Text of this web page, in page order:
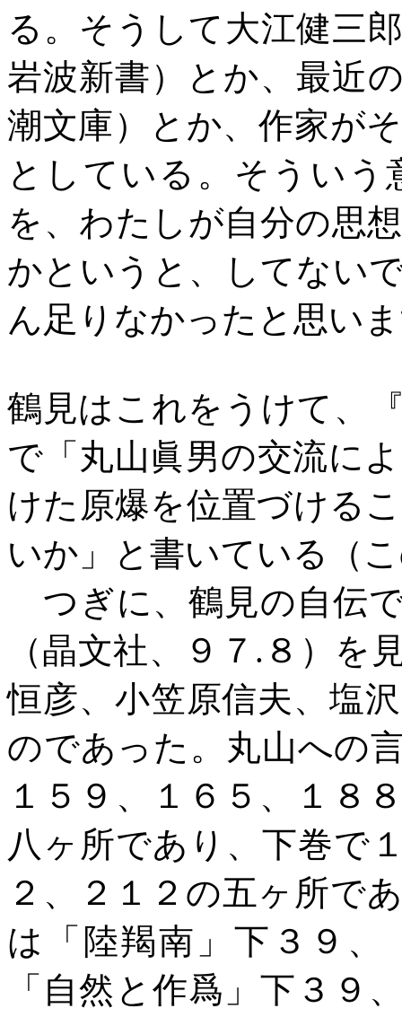
る。そうして大江健三
岩波新書）とか、最近
潮文庫）とか、作家が
としている。そうい
を、わたしが自分の思
かというと、してない
ん足りなかったと思い
鶴見はこれをうけて、
で「丸山眞男の交流に
けた原爆を位置づける
いか」と書いている（
つぎに、鶴見の自伝
（晶文社、９７ . ８）を
恒彦、小笠原信夫、塩
のであった。丸山への
１５９、１６５、１８
八ヶ所であり、下巻で
２、２１２の五ヶ所で
は「陸羯南」下３９、
「自然と作爲」下３９